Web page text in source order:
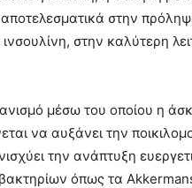
στην
στην καλύτερη
μέσω του οποίου η
να αυξάνει την
την ανάπτυξη
βακτηρίων όπως τα